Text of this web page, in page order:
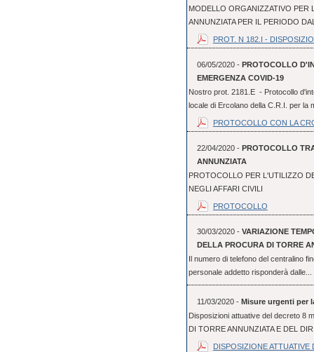
MODELLO ORGANIZZATIVO PER
ANNUNZIATA PER IL PERIODO
PROT. N 182.I -
06/05/2020 - PROTOCOLLO
EMERGENZA COVID-19
Nostro prot. 2181.E - Protocollo
locale di Ercolano della C.R.I. per la
PROTOCOLLO CON LA
22/04/2020 - PROTOCOLLO
ANNUNZIATA
PROTOCOLLO PER L'UTILIZZO
NEGLI AFFARI CIVILI
PROTOCOLLO
30/03/2020 - VARIAZIONE
DELLA PROCURA DI TORRE
Il numero di telefono del centralino
personale addetto risponderà
11/03/2020 - Misure urgenti per
Disposizioni attuative del decreto 8
DI TORRE ANNUNZIATA E DEL
DISPOSIZIONE ATTUATIVE